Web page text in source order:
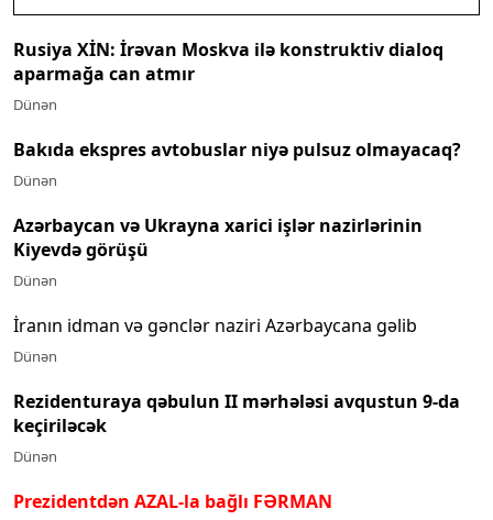
Rusiya XİN: İrəvan Moskva ilə konstruktiv dialoq
aparmağa can atmır
Dünən
Bakıda ekspres avtobuslar niyə pulsuz olmayacaq?
Dünən
Azərbaycan və Ukrayna xarici işlər nazirlərinin
Kiyevdə görüşü
Dünən
İranın idman və gənclər naziri Azərbaycana gəlib
Dünən
Rezidenturaya qəbulun II mərhələsi avqustun 9-da
keçiriləcək
Dünən
Prezidentdən AZAL-la bağlı FƏRMAN